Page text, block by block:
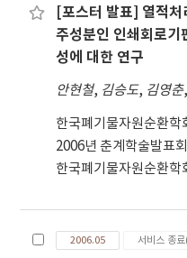
[포스터 발표] 열적처
주성분인 인쇄회로
성에 대한 연구
안현철, 김승도, 김영춘,
한국폐기물자원순환학
2006년 춘계학술발표
한국폐기물자원순환학
2006.05 서비스 종